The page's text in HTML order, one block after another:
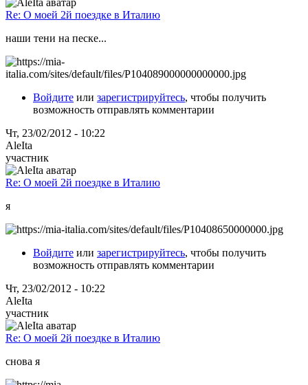
Re: О моей 2й поездке в Италию
наши тени на песке...
Войдите или зарегистрируйтесь, чтобы получить
возможность отправлять комментарии
Чт, 23/02/2012 - 10:22
AleIta
участник
Re: О моей 2й поездке в Италию
я
Войдите или зарегистрируйтесь, чтобы получить
возможность отправлять комментарии
Чт, 23/02/2012 - 10:22
AleIta
участник
Re: О моей 2й поездке в Италию
снова я